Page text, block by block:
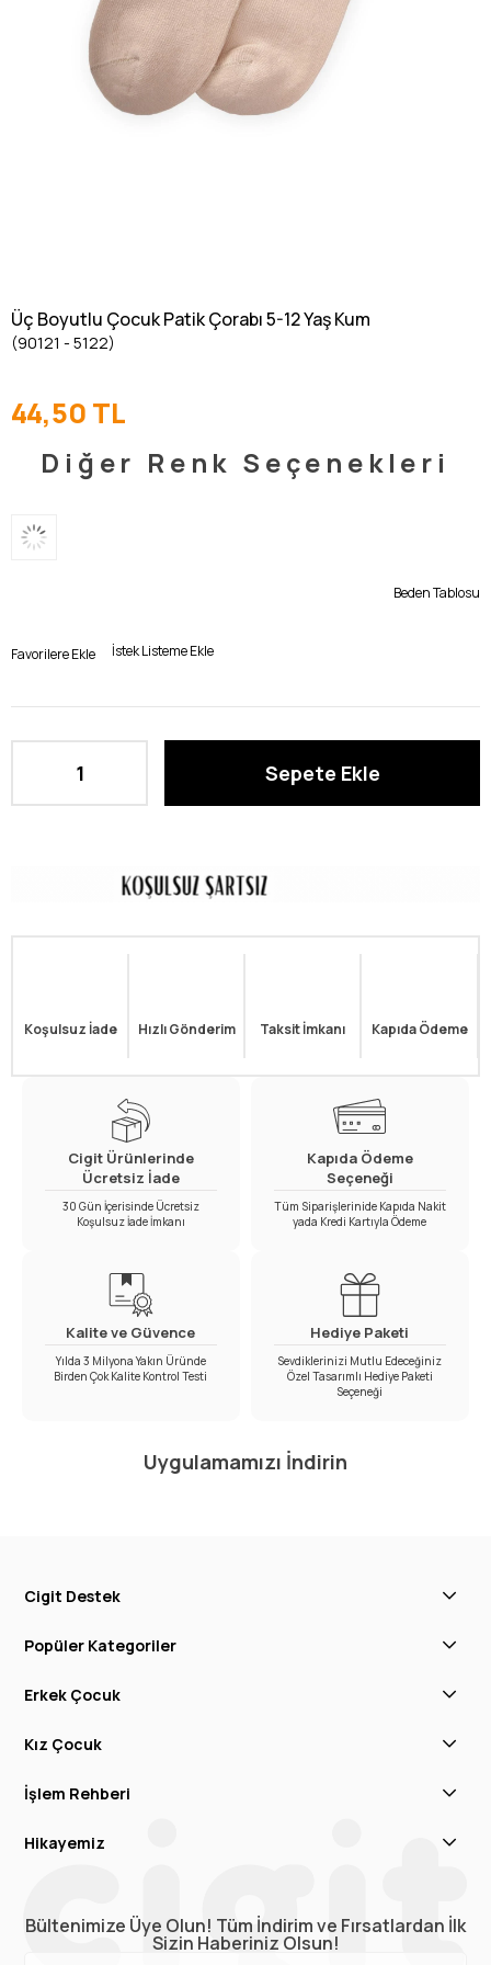
Üç Boyutlu Çocuk Patik Çorabı 5-12 Yaş Kum
(90121 - 5122)
44,50 TL
Diğer Renk Seçenekleri
Beden Tablosu
Favorilere Ekle İstek Listeme Ekle
Koşulsuz İade Hızlı Gönderim Taksit İmkanı Kapıda Ödeme
Cigit Ürünlerinde
Ücretsiz İade
30 Gün İçerisinde Ücretsiz
Koşulsuz İade İmkanı
Kapıda Ödeme
Seçeneği
Tüm Siparişlerinide Kapıda Nakit
yada Kredi Kartıyla Ödeme
Kalite ve Güvence
Yılda 3 Milyona Yakın Üründe
Birden Çok Kalite Kontrol Testi
Hediye Paketi
Sevdiklerinizi Mutlu Edeceğiniz
Özel Tasarımlı Hediye Paketi
Seçeneği
Uygulamamızı İndirin
Cigit Destek
Popüler Kategoriler
Erkek Çocuk
Kız Çocuk
İşlem Rehberi
Hikayemiz
Bültenimize Üye Olun! Tüm İndirim ve Fırsatlardan İlk
Sizin Haberiniz Olsun!